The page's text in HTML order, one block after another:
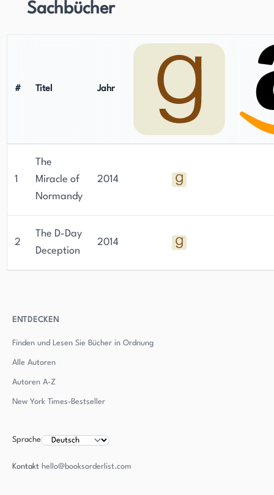
Sachbücher
# Titel Jahr
1
The
Miracle of
Normandy
2014
2
The D-Day
Deception
2014
ENTDECKEN
Finden und Lesen Sie Bücher in Ordnung
Alle Autoren
Autoren A-Z
New York Times-Bestseller
Sprache
Kontakt hello@booksorderlist.com